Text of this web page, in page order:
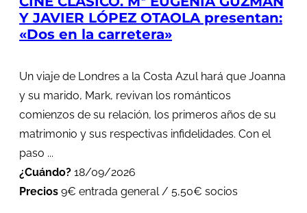
Y JAVIER LÓPEZ OTAOLA presentan:
«Dos en la carretera»
Un viaje de Londres a la Costa Azul hará que Joanna
y su marido, Mark, revivan los románticos
comienzos de su relación, los primeros años de su
matrimonio y sus respectivas infidelidades. Con el
paso ...
¿Cuándo? 18/09/2026
Precios 9€ entrada general / 5,50€ socios